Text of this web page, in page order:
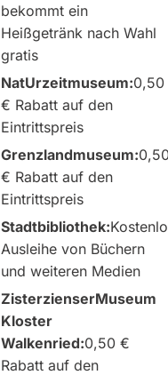
bekommt ein
Heißgetränk nach Wahl
gratis
NatUrzeitmuseum:0,50
€ Rabatt auf den
Eintrittspreis
Grenzlandmuseum:
€ Rabatt auf den
Eintrittspreis
Stadtbibliothek:
Ausleihe von Büchern
und weiteren Medien
ZisterzienserMuseum
Kloster
Walkenried:0,50 €
Rabatt auf den